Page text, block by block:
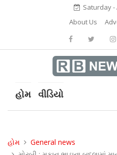
Saturday -
About Us
હોમ વીડિયો
હોમ
General news